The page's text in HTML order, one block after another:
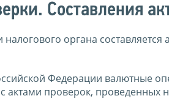
Составления
органа составляется
Федерации валютные
актами проверок, проведенных